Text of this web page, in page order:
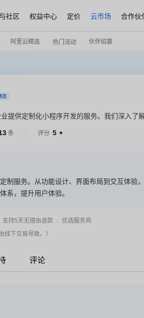
社区 权益中心 定价 云市场 合作伙
阿里云精选 热门活动 伙伴招募
选
提供定制化小程序开发的服务。我们深入了
条 评分 5 
制服务。从功能设计、界面布局到交互体验
系，提升用户体验。
支持5天无理由退款
优选服务商
线下交易导致。）
评论